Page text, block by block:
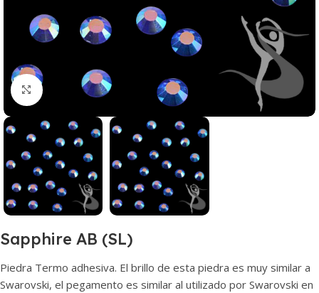
Haga clic para ampliar
Sapphire AB (SL)
Piedra Termo adhesiva. El brillo de esta piedra es muy similar a
Swarovski, el pegamento es similar al utilizado por Swarovski en